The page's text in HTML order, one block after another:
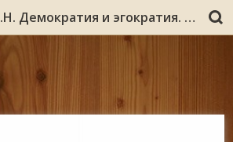
Пеляк В.Н. Демократия и эгократия. Кн. 1 / Владимир Пеляк. – Мурманск : [б. и.], [2011]. – 127 с.